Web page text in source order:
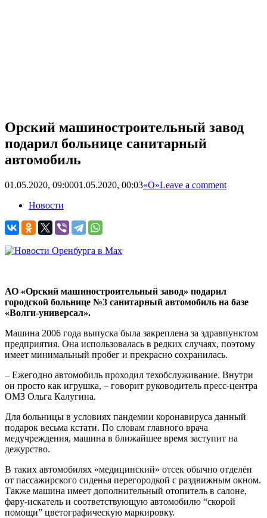
Орский машиностроительный завод
подарил больнице санитарный
автомобиль
01.05.2020, 09:0001.05.2020, 00:03«О»Leave a comment
Новости
АО «Орский машиностроительный завод» подарил
городской больнице №3 санитарный автомобиль на базе
«Волги-универсал».
Машина 2006 года выпуска была закреплена за здравпунктом
предприятия. Она использовалась в редких случаях, поэтому
имеет минимальный пробег и прекрасно сохранилась.
– Ежегодно автомобиль проходил техобслуживание. Внутри
он просто как игрушка, – говорит руководитель пресс-центра
ОМЗ Ольга Калугина.
Для больницы в условиях пандемии коронавируса данный
подарок весьма кстати. По словам главного врача
медучреждения, машина в ближайшее время заступит на
дежурство.
В таких автомобилях «медицинский» отсек обычно отделён
от пассажирского сиденья перегородкой с раздвижным окном.
Также машина имеет дополнительный отопитель в салоне,
фару-искатель и соответствующую автомобилю “скорой
помощи” цветографическую маркировку.